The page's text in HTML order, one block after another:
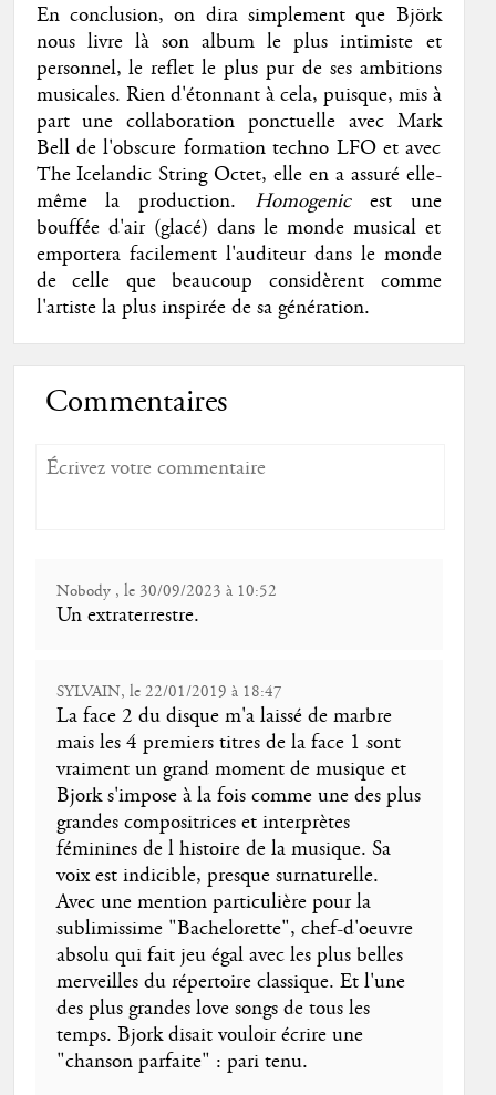
En conclusion, on dira simplement que Björk
nous livre là son album le plus intimiste et
personnel, le reflet le plus pur de ses ambitions
musicales. Rien d'étonnant à cela, puisque, mis à
part une collaboration ponctuelle avec Mark
Bell de l'obscure formation techno LFO et avec
The Icelandic String Octet, elle en a assuré elle-
même la production. Homogenicest une
bouffée d'air (glacé) dans le monde musical et
emportera facilement l'auditeur dans le monde
de celle que beaucoup considèrent comme
l'artiste la plus inspirée de sa génération.
Commentaires
Nobody , le 30/09/2023 à 10:52
Un extraterrestre.
SYLVAIN, le 22/01/2019 à 18:47
La face 2 du disque m'a laissé de marbre
mais les 4 premiers titres de la face 1 sont
vraiment un grand moment de musique et
Bjork s'impose à la fois comme une des plus
grandes compositrices et interprètes
féminines de l histoire de la musique. Sa
voix est indicible, presque surnaturelle.
Avec une mention particulière pour la
sublimissime "Bachelorette", chef-d'oeuvre
absolu qui fait jeu égal avec les plus belles
merveilles du répertoire classique. Et l'une
des plus grandes love songs de tous les
temps. Bjork disait vouloir écrire une
"chanson parfaite" : pari tenu.